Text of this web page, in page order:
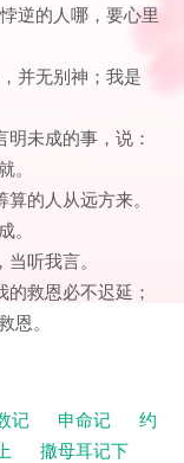
逆的人哪，要心里
并无别神；我是
未成的事，说：
的人从远方来。
听我言。
救恩必不迟延；
。
记 申命记
约
撒母耳记下